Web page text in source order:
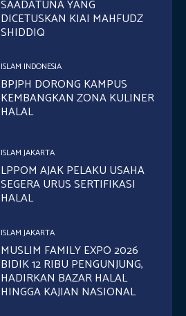
SAADATUNA YANG
DICETUSKAN KIAI MAHFUDZ
SHIDDIQ
ISLAM INDONESIA
BPJPH DORONG KAMPUS
KEMBANGKAN ZONA KULINER
HALAL
ISLAM JAKARTA
LPPOM AJAK PELAKU USAHA
SEGERA URUS SERTIFIKASI
HALAL
ISLAM JAKARTA
MUSLIM FAMILY EXPO 2026
BIDIK 12 RIBU PENGUNJUNG,
HADIRKAN BAZAR HALAL
HINGGA KAJIAN NASIONAL